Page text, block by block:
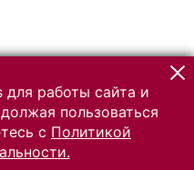
работы сайта и
пользоваться
с Политикой